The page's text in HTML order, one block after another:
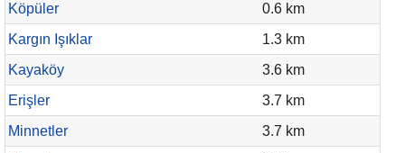
Köpüler
0.6 km
Kargın Işıklar
1.3 km
Kayaköy
3.6 km
Erişler
3.7 km
Minnetler
3.7 km